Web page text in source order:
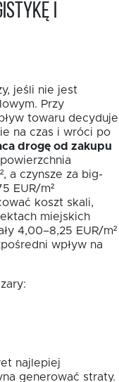
i
jeśli nie jest
Przy
towaru decyduje
na czas i wróci po
drogę od zakupu
a czynsze za big-
EUR/m²
koszt skali,
miejskich
4,00–8,25 EUR/m²
wpływ na
najlepiej
generować straty.